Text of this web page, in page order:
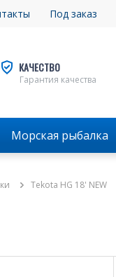
Под заказ
КАЧЕСТВО
Гарантия качества
Морская рыбалка
Tekota HG 18' NEW